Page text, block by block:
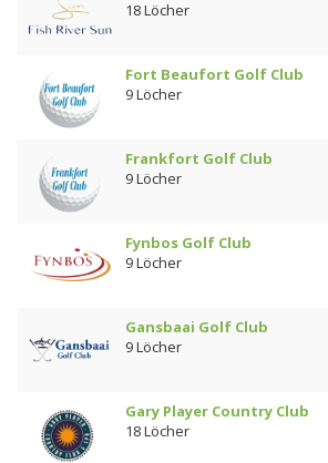
18 Löcher
Fort Beaufort Golf Club
9 Löcher
Frankfort Golf Club
9 Löcher
Fynbos Golf Club
9 Löcher
Gansbaai Golf Club
9 Löcher
Gary Player Country Club
18 Löcher